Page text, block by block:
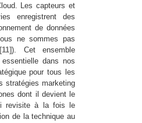
Les capteurs et
enregistrent des
de données
ne sommes pas
[11]). Cet ensemble
dans nos
pour tous les
stratégies marketing
dont il devient le
revisite à la fois le
de la technique au